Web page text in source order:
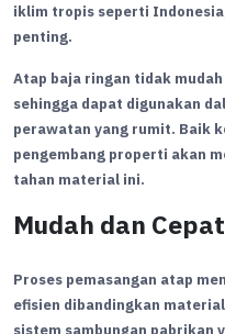
iklim tropis seperti
penting.
Atap baja ringan tidak
sehingga dapat digunakan
perawatan yang rumit. Baik
pengembang properti akan
tahan material ini.
Mudah dan
Proses pemasangan atap
efisien dibandingkan
sistem sambungan pabrikan